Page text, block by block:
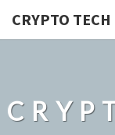
CRYPTO TECH